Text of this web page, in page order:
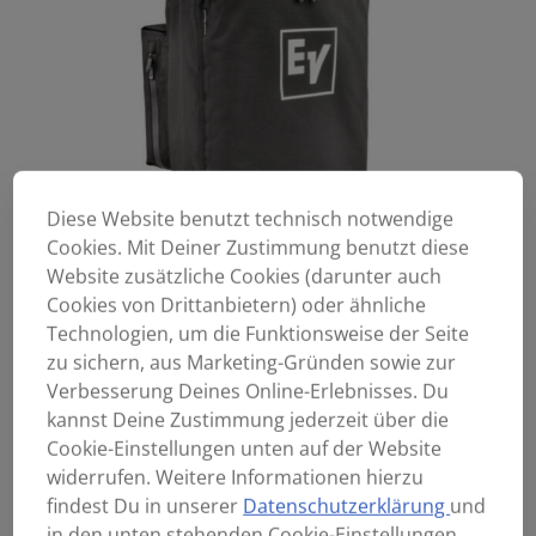
Diese Website benutzt technisch notwendige
Cookies. Mit Deiner Zustimmung benutzt diese
Website zusätzliche Cookies (darunter auch
Cookies von Drittanbietern) oder ähnliche
Technologien, um die Funktionsweise der Seite
zu sichern, aus Marketing-Gründen sowie zur
Verbesserung Deines Online-Erlebnisses. Du
kannst Deine Zustimmung jederzeit über die
Cookie-Einstellungen unten auf der Website
widerrufen. Weitere Informationen hierzu
findest Du in unserer Datenschutzerklärung und